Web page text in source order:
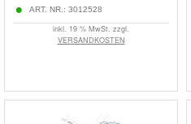
ART. NR.: 3012528
inkl. 19 % MwSt. zzgl.
VERSANDKOSTEN